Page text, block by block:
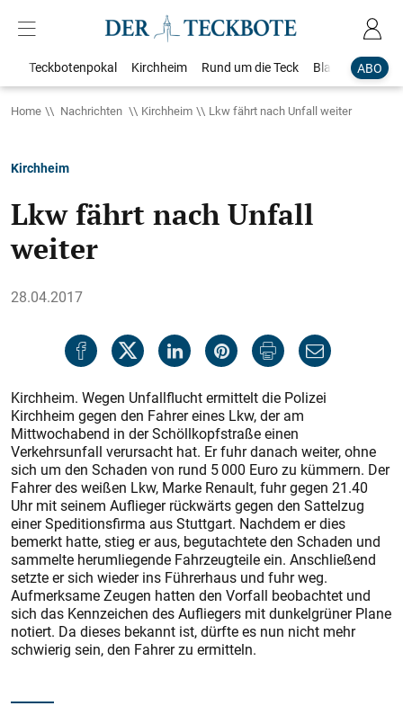
ABO
Teckbotenpokal Kirchheim Rund um die Teck Blaulicht
Home Nachrichten Kirchheim Lkw fährt nach Unfall weiter
Kirchheim
Lkw fährt nach Unfall
weiter
28.04.2017
Kirchheim. Wegen Unfallflucht ermittelt die Polizei
Kirchheim gegen den Fahrer eines Lkw, der am
Mittwochabend in der Schöllkopfstraße einen
Verkehrsunfall verursacht hat. Er fuhr danach weiter, ohne
sich um den Schaden von rund 5 000 Euro zu kümmern. Der
Fahrer des weißen Lkw, Marke Renault, fuhr gegen 21.40
Uhr mit seinem Auflieger rückwärts gegen den Sattelzug
einer Speditionsfirma aus Stuttgart. Nachdem er dies
bemerkt hatte, stieg er aus, begutachtete den Schaden und
sammelte herumliegende Fahrzeugteile ein. Anschließend
setzte er sich wieder ins Führerhaus und fuhr weg.
Aufmerksame Zeugen hatten den Vorfall beobachtet und
sich das Kennzeichen des Aufliegers mit dunkelgrüner Plane
notiert. Da dieses bekannt ist, dürfte es nun nicht mehr
schwierig sein, den Fahrer zu ermitteln.